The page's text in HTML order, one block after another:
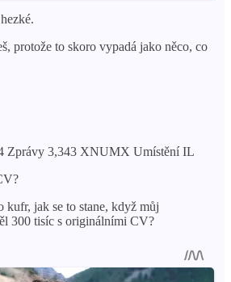
protože to skoro vypadá jako něco, co
Zprávy 3,343 XNUMX Umístění IL
kufr, jak se to stane, když můj
300 tisíc s originálními CV?